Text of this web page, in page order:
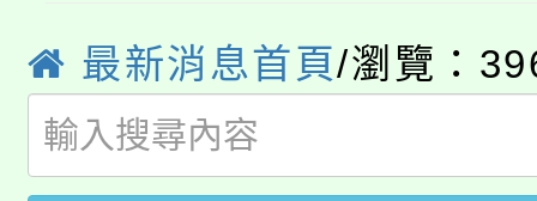
生本土語及新住民語歌
公告本校115學年度第
代理(課)教師甄選結果(
公告本校115學年度第
代理(課)教師甄選結果(
轉知中國文化大學推廣
最新消息首頁/瀏覽：